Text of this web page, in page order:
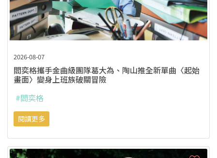
2026-08-07
閻奕格攜手金曲級團隊葛大為、陶山推全新單曲〈起始
畫面〉變身上班族破關冒險
#閻奕格
閱讀更多